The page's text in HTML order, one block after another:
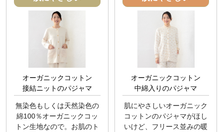
オーガニックコットン
接結ニットのパジャマ
無染色もしくは天然染色の
綿100％オーガニックコッ
トン生地なので。お肌のト
オーガニックコットン
中綿入りのパジャマ
肌にやさしいオーガニック
コットンのパジャマがほし
いけど、フリース並みの暖